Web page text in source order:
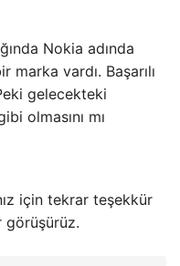
Nokia adında
marka vardı. Başarılı
gelecekteki
olmasını mı
için tekrar teşekkür